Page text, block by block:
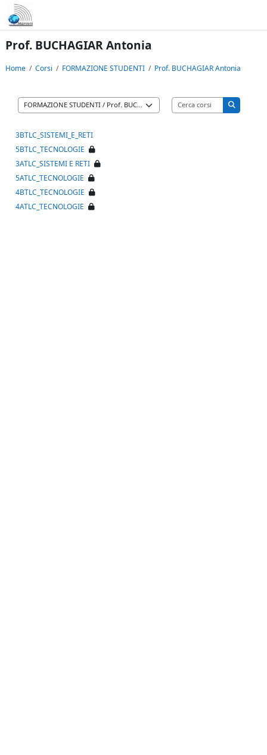
Vai al contenuto principale
Prof. BUCHAGIAR Antonia
Home Corsi FORMAZIONE STUDENTI Prof. BUCHAGIAR Antonia
Categorie di corso
Cerca corsi
Cerca
3BTLC_SISTEMI_E_RETI
5BTLC_TECNOLOGIE
3ATLC_SISTEMI E RETI
5ATLC_TECNOLOGIE
4BTLC_TECNOLOGIE
4ATLC_TECNOLOGIE